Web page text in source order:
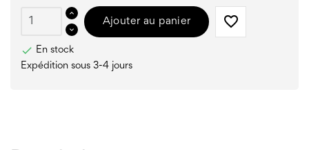
Ajouter au panier favorite_border

En stock
Expédition sous 3-4 jours